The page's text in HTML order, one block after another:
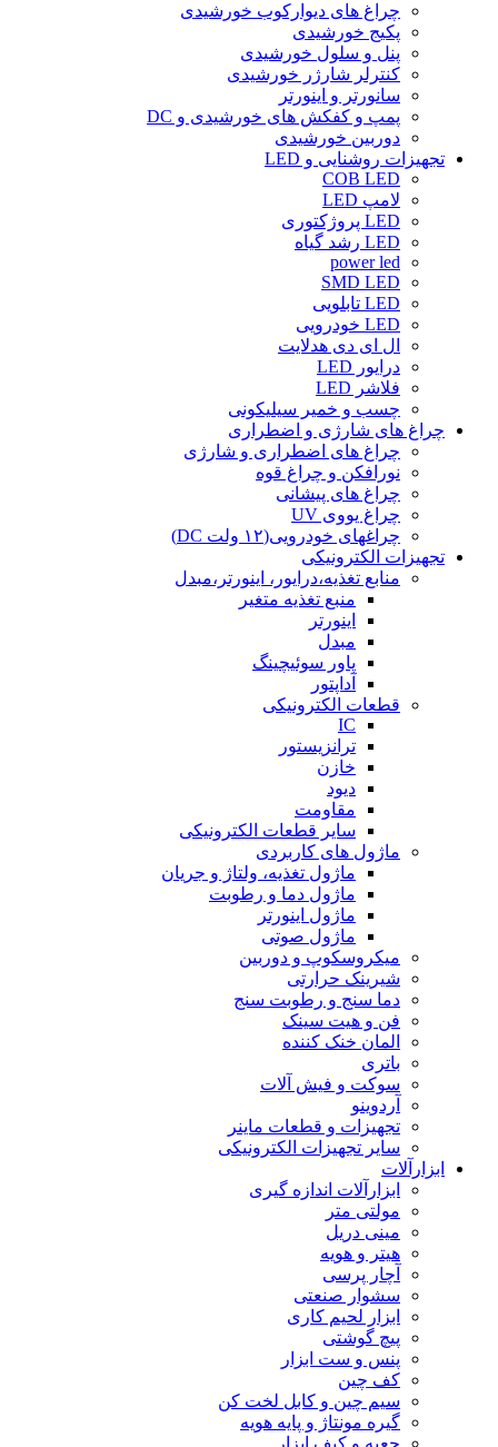
چراغ های دیوارکوب خورشیدی
پکیج خورشیدی
پنل و سلول خورشیدی
کنترلر شارژر خورشیدی
سانورتر و اینورتر
پمپ و کفکش های خورشیدی و DC
دوربین خورشیدی
تجهیزات روشنایی و LED
COB LED
لامپ LED
LED پروژکتوری
LED رشد گیاه
power led
SMD LED
LED تابلویی
LED خودرویی
ال ای دی هدلایت
درایور LED
فلاشر LED
چسب و خمیر سیلیکونی
چراغ های شارژی و اضطراری
چراغ های اضطراری و شارژی
نورافکن و چراغ قوه
چراغ های پیشانی
چراغ یووی UV
چراغهای خودرویی(۱۲ ولت DC)
تجهیزات الکترونیکی
منابع تغذیه،درایور، اینورتر،مبدل
منبع تغذیه متغیر
اینورتر
مبدل
پاور سوئیچینگ
آداپتور
قطعات الکترونیکی
IC
ترانزیستور
خازن
دیود
مقاومت
سایر قطعات الکترونیکی
ماژول های کاربردی
ماژول تغذیه، ولتاژ و جریان
ماژول دما و رطوبت
ماژول اینورتر
ماژول صوتی
میکروسکوپ و دوربین
شیرینک حرارتی
دما سنج و رطوبت سنج
فن و هیت سینک
المان خنک کننده
باتری
سوکت و فیش آلات
آردوینو
تجهیزات و قطعات ماینر
سایر تجهیزات الکترونیکی
ابزارآلات
ابزارآلات اندازه گیری
مولتی متر
مینی دریل
هیتر و هویه
آچار پرسی
سشوار صنعتی
ابزار لحیم کاری
پیچ گوشتی
پنس و ست ابزار
کف چین
سیم چین و کابل لخت کن
گیره مونتاژ و پایه هویه
جعبه و کیف ابزار